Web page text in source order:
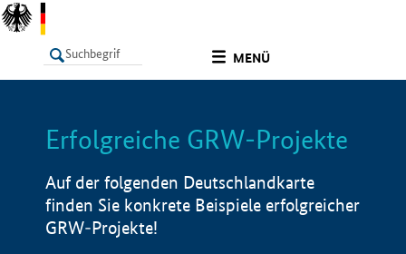
MENÜ
LISTE Info
Erfolgreiche GRW-Projekte
Auf der folgenden Deutschlandkarte
finden Sie konkrete Beispiele erfolgreicher
GRW-Projekte!